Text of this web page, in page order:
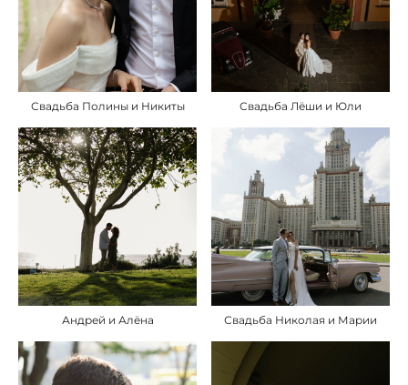
Свадьба Полины и Никиты Свадьба Лёши и Юли
Андрей и Алёна Свадьба Николая и Марии